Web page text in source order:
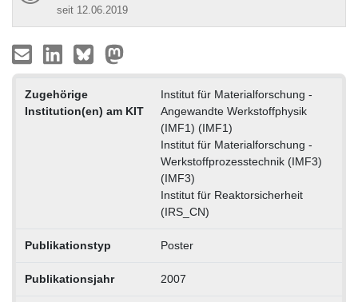
seit 12.06.2019
Zugehörige
Institution(en) am KIT
Institut für Materialforschung -
Angewandte Werkstoffphysik
(IMF1) (IMF1)
Institut für Materialforschung -
Werkstoffprozesstechnik (IMF3)
(IMF3)
Institut für Reaktorsicherheit
(IRS_CN)
Publikationstyp Poster
Publikationsjahr 2007